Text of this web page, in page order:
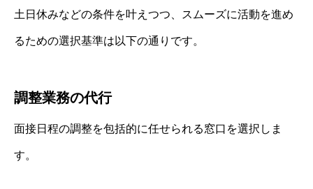
土日休みなどの条件を叶えつつ、スムーズに活動を進め
るための選択基準は以下の通りです。
調整業務の代行
面接日程の調整を包括的に任せられる窓口を選択しま
す。